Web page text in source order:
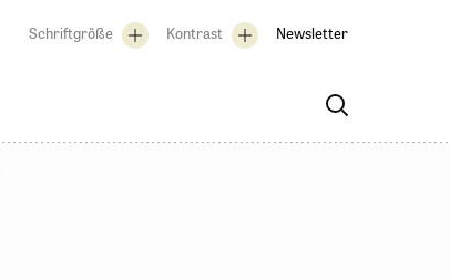
Schriftgröße Kontrast Newsletter